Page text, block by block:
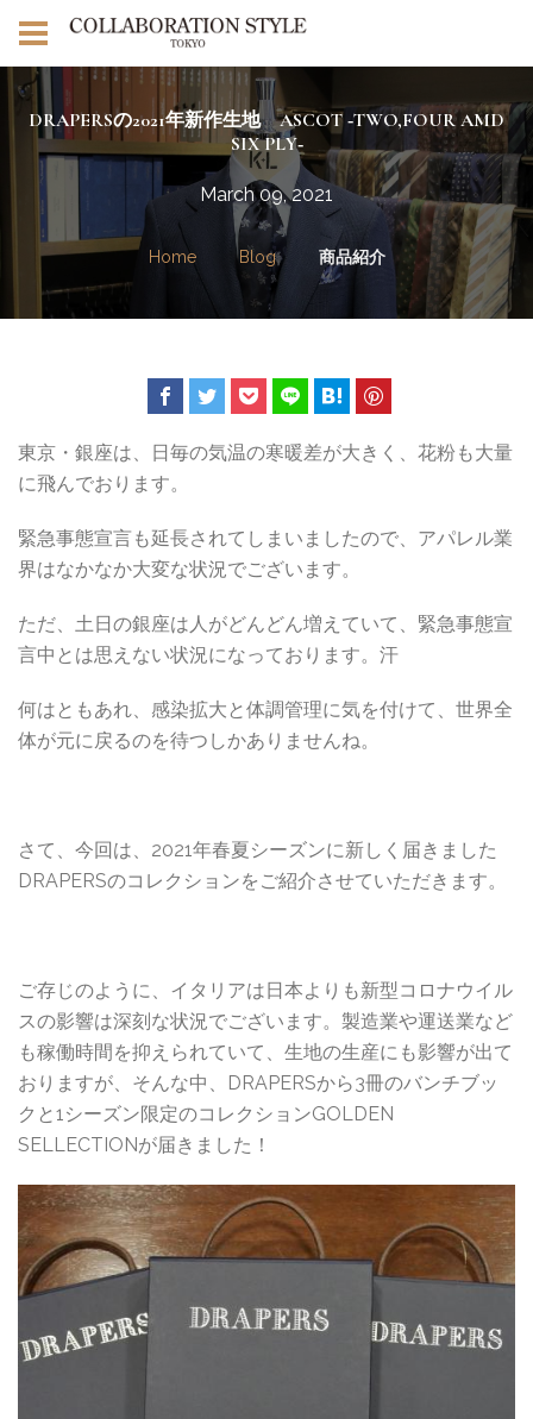
DRAPERSの2021年新作生地 ASCOT ‐TWO,FOUR AMD
SIX PLY‐
March 09, 2021
Home Blog 商品紹介
東京・銀座は、日毎の気温の寒暖差が大きく、花粉も大量
に飛んでおります。
緊急事態宣言も延長されてしまいましたので、アパレル業
界はなかなか大変な状況でございます。
ただ、土日の銀座は人がどんどん増えていて、緊急事態宣
言中とは思えない状況になっております。汗
何はともあれ、感染拡大と体調管理に気を付けて、世界全
体が元に戻るのを待つしかありませんね。
さて、今回は、2021年春夏シーズンに新しく届きました
DRAPERSのコレクションをご紹介させていただきます。
ご存じのように、イタリアは日本よりも新型コロナウイル
スの影響は深刻な状況でございます。製造業や運送業など
も稼働時間を抑えられていて、生地の生産にも影響が出て
おりますが、そんな中、DRAPERSから3冊のバンチブッ
クと1シーズン限定のコレクションGOLDEN
SELLECTIONが届きました！